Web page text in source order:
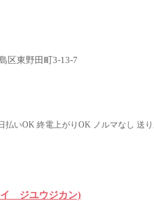
区東野田町3-13-7
払いOK 終電上がりOK ノルマなし 送
ジユウジカン)